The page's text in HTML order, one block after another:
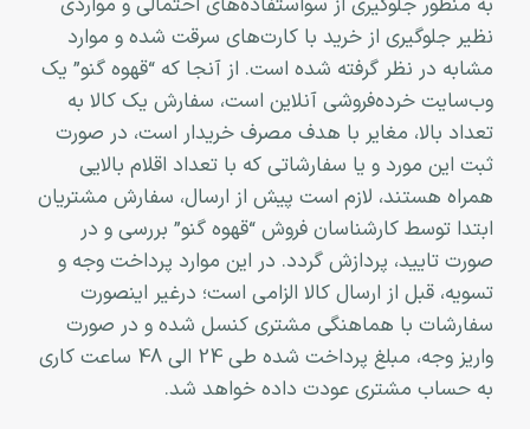
نظیر جلوگیری از خرید با کارت‌های سرقت شده و موارد
مشابه در نظر گرفته شده است. از آنجا که “قهوه گنو” یک
وب‌سایت خرده‌فروشی آنلاین است، سفارش یک کالا به
تعداد بالا، مغایر با هدف مصرف خریدار است، در صورت
ثبت این مورد و یا سفارشاتی که با تعداد اقلام بالایی
همراه هستند، لازم است پیش از ارسال، سفارش مشتریان
ابتدا توسط کارشناسان فروش “قهوه گنو” بررسی و در
صورت تایید، پردازش گردد. در این موارد پرداخت وجه و
تسویه، قبل از ارسال کالا الزامی است؛ درغیر اینصورت
سفارشات با هماهنگی مشتری کنسل شده و در صورت
واریز وجه، مبلغ پرداخت شده طی 24 الی 48 ساعت کاری
به حساب مشتری عودت داده خواهد شد.